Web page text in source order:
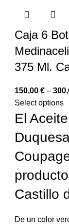
Caja 6
375 Ml.
150,00 € –
Select options
El
Castillo
De un color